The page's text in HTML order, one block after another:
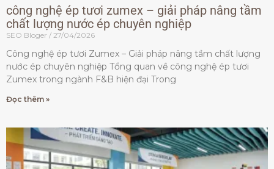
công nghệ ép tươi zumex – giải pháp nâng tầm
chất lượng nước ép chuyên nghiệp
SEO Bloger 27/04/2026
Công nghệ ép tươi Zumex – Giải pháp nâng tầm chất lượng
nước ép chuyên nghiệp Tổng quan về công nghệ ép tươi
Zumex trong ngành F&B hiện đại Trong
Đọc thêm »